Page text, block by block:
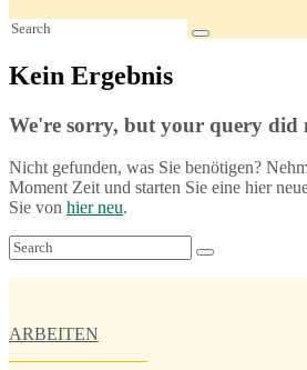
Kein Ergebnis
We're sorry, but your query did
Nicht gefunden, was Sie benötigen?
Moment Zeit und starten Sie eine hier
Sie von hier neu.
ARBEITEN